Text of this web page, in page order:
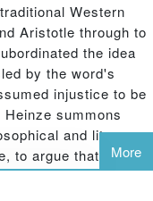
Western
Aristotle through to
the idea
by the word's
injustice to be
summons
and literary,
to argue that
failure or absence of
and norms of
More